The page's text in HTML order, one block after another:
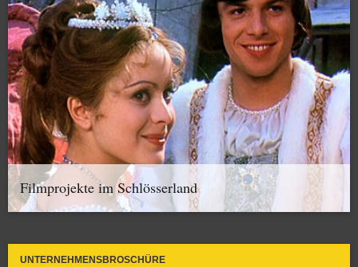
Filmprojekte im Schlösserland
UNTERNEHMENSBROSCHÜRE